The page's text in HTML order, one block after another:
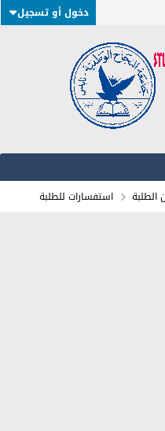
دخول أو تسجيل
الطلبة استفسارات للطلبة